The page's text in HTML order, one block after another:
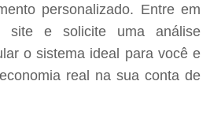
personalizado. Entre em
site e solicite uma análise
o sistema ideal para você e
real na sua conta de